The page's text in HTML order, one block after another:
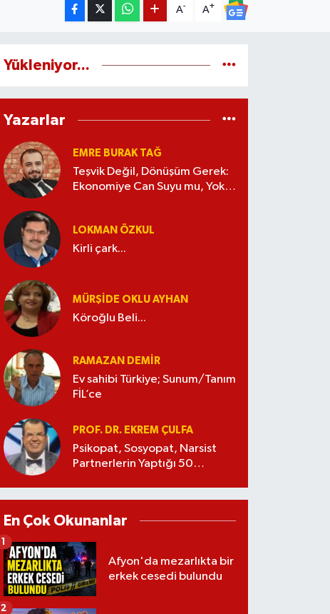
A- A+
Yükleniyor...
Yazarlar
EMRE BURAK TAĞ
Teşvik Değil, Dönüşüm Gerek:
Ekonomiye Can Suyu mu, Yoksa
LOKMAN ÖZKUL
Kirli çark...
MÜRŞIDE OKLU AYHAN
Köroğlu Beli...
RAMAZAN DEMİR
Ev sahibi Türkiye; Sunum/Tanım
FİL’ce
PROF. DR. EKREM ÇULFA
Psikopat, Sosyopat, Narsist
Partnerlerin Yaptığı 50
En Çok Okunanlar
Afyon'da mezarlıkta bir
erkek cesedi bulundu
1
2